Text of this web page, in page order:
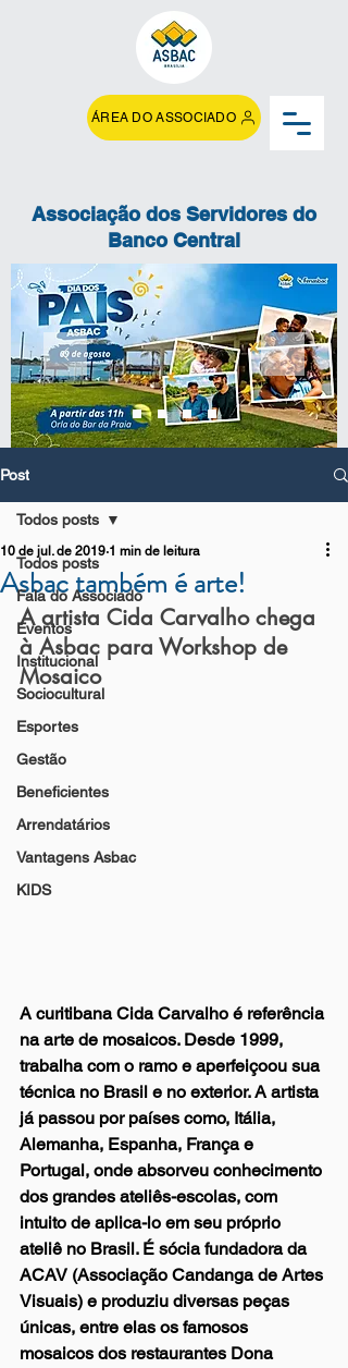
ÁREA DO ASSOCIADO
Associação dos Servidores do
Banco Central
Post
Todos posts
Fala do Associado
Eventos
Institucional
Sociocultural
Esportes
Gestão
Beneficientes
Arrendatários
Vantagens Asbac
KIDS
Todos posts
Asbac também é arte!
10 de jul. de 2019 1 min de leitura
A artista Cida Carvalho chega
à Asbac para Workshop de
Mosaico
A curitibana Cida Carvalho é referência
na arte de mosaicos. Desde 1999,
trabalha com o ramo e aperfeiçoou sua
técnica no Brasil e no exterior. A artista
já passou por países como, Itália,
Alemanha, Espanha, França e
Portugal, onde absorveu conhecimento
dos grandes ateliês-escolas, com
intuito de aplica-lo em seu próprio
ateliê no Brasil. É sócia fundadora da
ACAV (Associação Candanga de Artes
Visuais) e produziu diversas peças
únicas, entre elas os famosos
mosaicos dos restaurantes Dona